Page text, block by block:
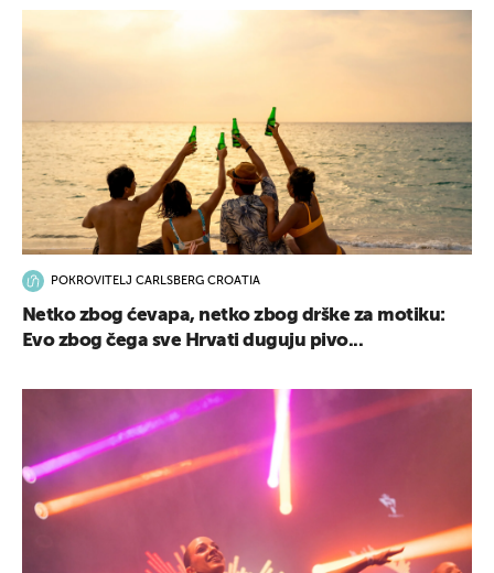
POKROVITELJ CARLSBERG CROATIA
Netko zbog ćevapa, netko zbog drške za motiku:
Evo zbog čega sve Hrvati duguju pivo...